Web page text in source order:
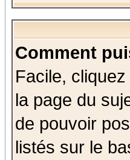
Comment
Facile,
la page du
de pouvoir
listés sur le